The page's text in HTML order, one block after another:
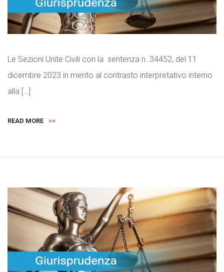
Le Sezioni Unite Civili con la sentenza n. 34452, del 11
dicembre 2023 in merito al contrasto interpretativo interno
alla […]
READ MORE >>